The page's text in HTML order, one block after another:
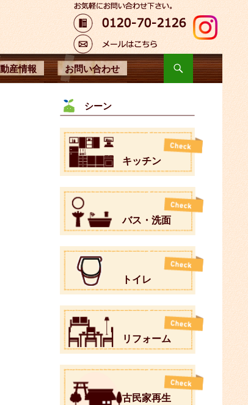
産情報 お問い合わせ
シーン
キッチン
バス・洗面
トイレ
リフォーム
古民家再生